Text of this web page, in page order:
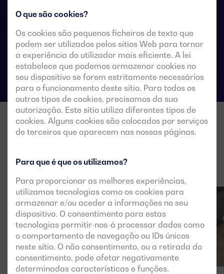
O que são cookies?
Os cookies são pequenos ficheiros de texto que
podem ser utilizados pelos sítios Web para tornar
a experiência do utilizador mais eficiente. A lei
estabelece que podemos armazenar cookies no
seu dispositivo se forem estritamente necessários
para o funcionamento deste sítio. Para todos os
outros tipos de cookies, precisamos da sua
autorização. Este sítio utiliza diferentes tipos de
cookies. Alguns cookies são colocados por serviços
de terceiros que aparecem nas nossas páginas.
Para que é que os utilizamos?
Para proporcionar as melhores experiências,
utilizamos tecnologias como os cookies para
armazenar e/ou aceder a informações no seu
dispositivo. O consentimento para estas
tecnologias permitir-nos-á processar dados como
o comportamento de navegação ou IDs únicos
neste sítio. O não consentimento, ou a retirada do
consentimento, pode afetar negativamente
determinadas características e funções.
Especificações técnicas das comutações